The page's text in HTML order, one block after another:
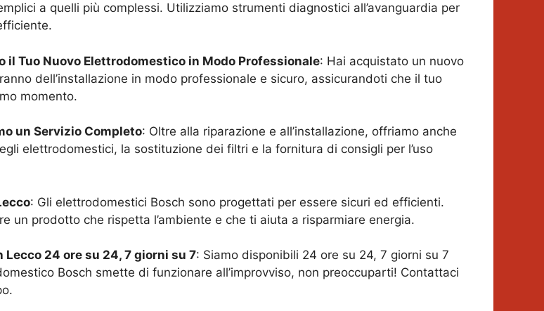
a quelli più complessi. Utilizziamo strumenti diagnostici all’avanguardia per
il Tuo Nuovo Elettrodomestico in Modo Professionale: Hai acquistato un nuovo
dell’installazione in modo professionale e sicuro, assicurandoti che il tuo
momento.
un Servizio Completo: Oltre alla riparazione e all’installazione, offriamo anche
elettrodomestici, la sostituzione dei filtri e la fornitura di consigli per l’uso
: Gli elettrodomestici Bosch sono progettati per essere sicuri ed efficienti.
un prodotto che rispetta l’ambiente e che ti aiuta a risparmiare energia.
Lecco 24 ore su 24, 7 giorni su 7: Siamo disponibili 24 ore su 24, 7 giorni su 7
Bosch smette di funzionare all’improvviso, non preoccuparti! Contattaci